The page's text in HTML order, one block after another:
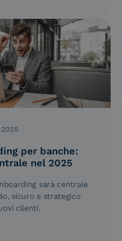
per banche:
nel 2025
sarà centrale
sicuro e strategico
clienti.